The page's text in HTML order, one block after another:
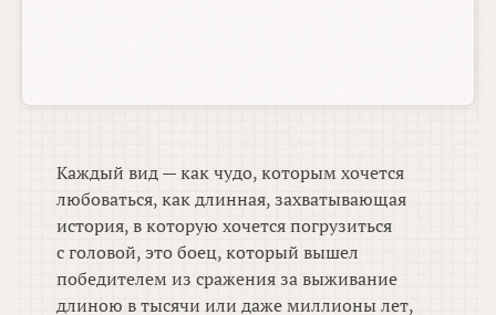
Каждый вид — как чудо, которым хочется
любоваться, как длинная, захватывающая
история, в которую хочется погрузиться
с головой, это боец, который вышел
победителем из сражения за выживание
длиною в тысячи или даже миллионы лет,